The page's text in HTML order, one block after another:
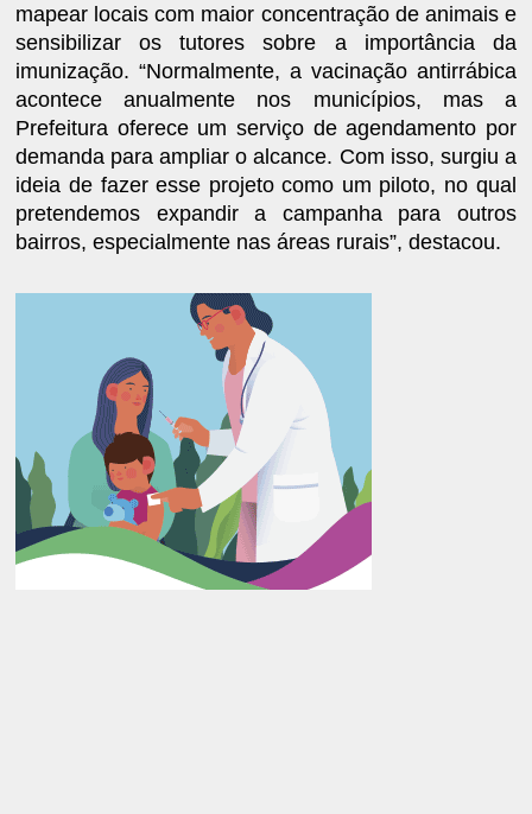
mapear locais com maior concentração de animais e
sensibilizar os tutores sobre a importância da
imunização. “Normalmente, a vacinação antirrábica
acontece anualmente nos municípios, mas a
Prefeitura oferece um serviço de agendamento por
demanda para ampliar o alcance. Com isso, surgiu a
ideia de fazer esse projeto como um piloto, no qual
pretendemos expandir a campanha para outros
bairros, especialmente nas áreas rurais”, destacou.